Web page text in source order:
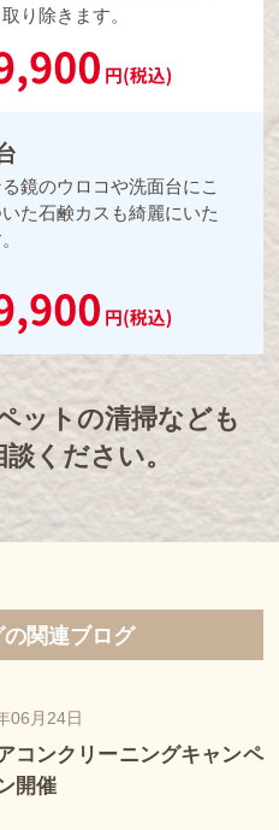
り除きます。
鏡のウロコや洗面台にこ
た石鹸カスも綺麗にいた
ットの清掃なども
ください。
関連ブログ
06月24日
コンクリーニングキャンペ
開催